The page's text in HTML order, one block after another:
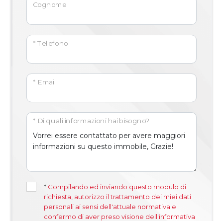
Cognome
* Telefono
* Email
* Di quali informazioni hai bisogno?
* Compilando ed inviando questo modulo di
richiesta, autorizzo il trattamento dei miei dati
personali ai sensi dell'attuale normativa e
confermo di aver preso visione dell'informativa